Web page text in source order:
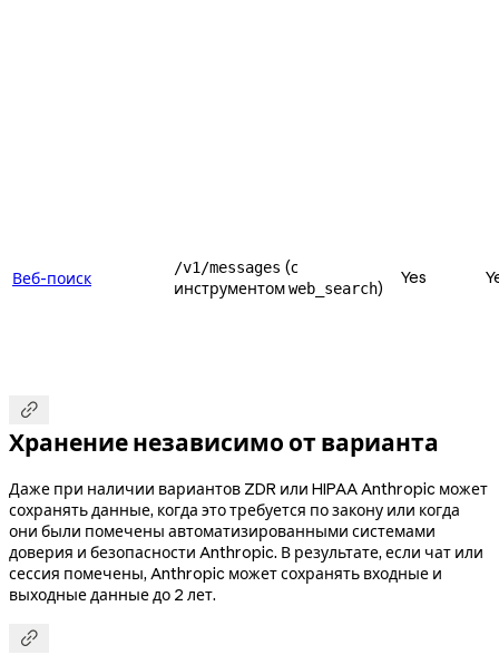
Веб-поиск
/v1/messages (с
инструментомweb_search)
Yes

Хранение независимо от варианта
Даже при наличии вариантов ZDR или HIPAA Anthropic может
сохранять данные, когда это требуется по закону или когда
они были помечены автоматизированными системами
доверия и безопасности Anthropic. В результате, если чат или
сессия помечены, Anthropic может сохранять входные и
выходные данные до 2 лет.
